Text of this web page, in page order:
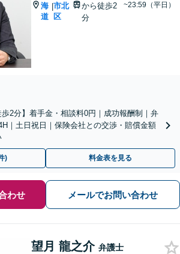
海
道
|市北
区
から徒歩2
分
~23:59（平日）
歩2分】着手金・相談料0円｜成功報酬制｜弁
｜土日祝日｜保険会社との交渉・賠償金額
) 料金表を見る
わせ メールでお問い合わせ
望月 龍之介 弁護士